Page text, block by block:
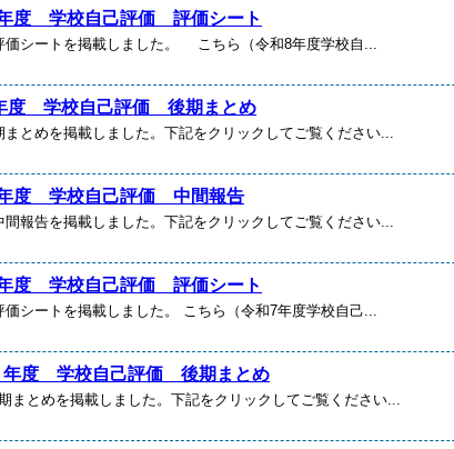
度 学校自己評価 評価シート
シートを掲載しました。 こちら（令和8年度学校自...
度 学校自己評価 後期まとめ
とめを掲載しました。下記をクリックしてご覧ください...
度 学校自己評価 中間報告
告を掲載しました。下記をクリックしてご覧ください...
度 学校自己評価 評価シート
ートを掲載しました。 こちら（令和7年度学校自己...
年度 学校自己評価 後期まとめ
とめを掲載しました。下記をクリックしてご覧ください...